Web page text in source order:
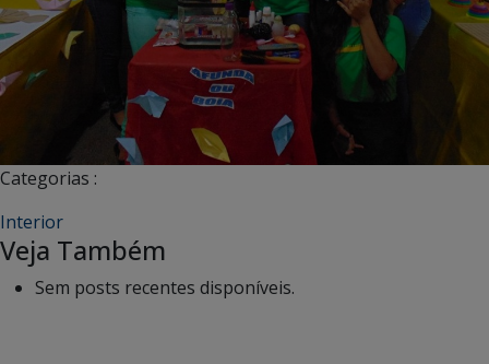
Categorias :
Interior
Veja Também
Sem posts recentes disponíveis.